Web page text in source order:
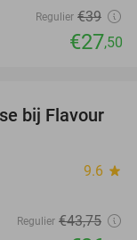
Regulier €39
€27,50
38%
bij Flavour
9.6 star
Regulier €43,75